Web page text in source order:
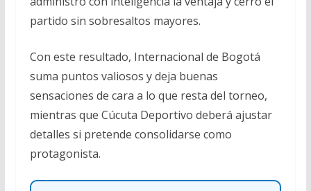
partido sin sobresaltos mayores.
Con este resultado, Internacional de Bogotá
suma puntos valiosos y deja buenas
sensaciones de cara a lo que resta del torneo,
mientras que Cúcuta Deportivo deberá ajustar
detalles si pretende consolidarse como
protagonista.